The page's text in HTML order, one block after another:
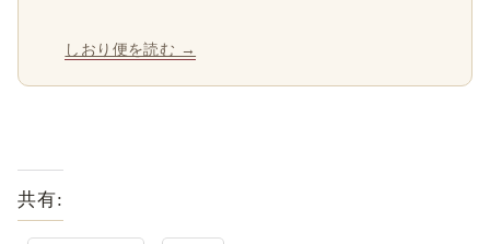
しおり便を読む →
共有: